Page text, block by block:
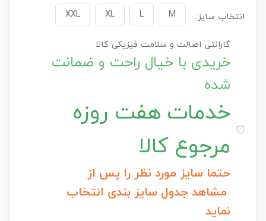
انتخاب سایز: M
L
XL
XXL
گارانتی اصالت و سلامت فیزیکی کالا
خریدی با خیال راحت و ضمانت
شده
خدمات هفت روزه
مرجوع کالا
حتما سایز مورد نظر را پس از
مشاهد جدول سایز بندی انتخاب
نماید